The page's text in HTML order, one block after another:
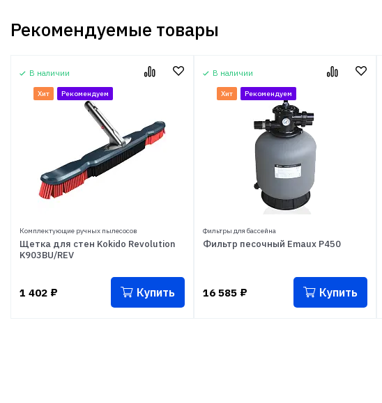
Рекомендуемые товары
В наличии
Хит Рекомендуем
Комплектующие ручных пылесосов
Щетка для стен Kokido Revolution
K903BU/REV
1 402 ₽ Купить
В наличии
Хит Рекомендуем
Фильтры для бассейна
Фильтр песочный Emaux P450
16 585 ₽ Купить